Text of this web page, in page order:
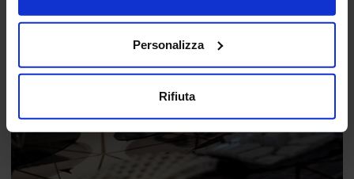
Personalizza
Rifiuta